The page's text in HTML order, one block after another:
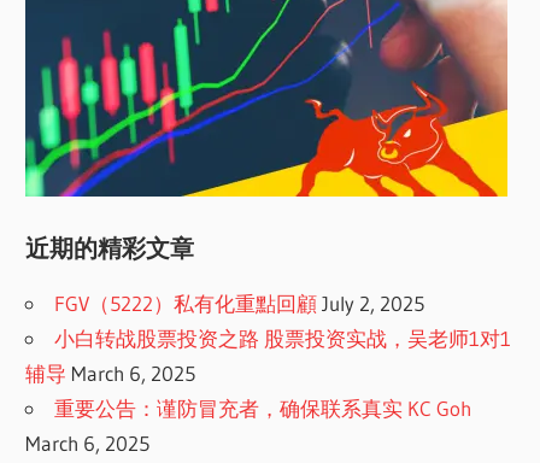
近期的精彩文章
FGV（5222）私有化重點回顧 July 2, 2025
小白转战股票投资之路 股票投资实战，吴老师1对1
辅导 March 6, 2025
重要公告：谨防冒充者，确保联系真实 KC Goh
March 6, 2025